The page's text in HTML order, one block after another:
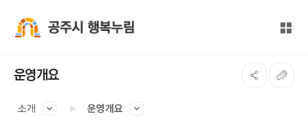
전체
운영개요
소개 운영개요